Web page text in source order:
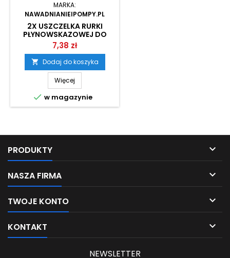
MARKA:
NAWADNIANIEIPOMPY.PL
2X USZCZELKA RURKI
PŁYNOWSKAZOWEJ DO
ZBIORNIKA
HYDROFOROWEGO
7,38 zł
 Dodaj do koszyka
Więcej
 w magazynie
PRODUKTY 
NASZA FIRMA 
TWOJE KONTO 
KONTAKT 
NEWSLETTER